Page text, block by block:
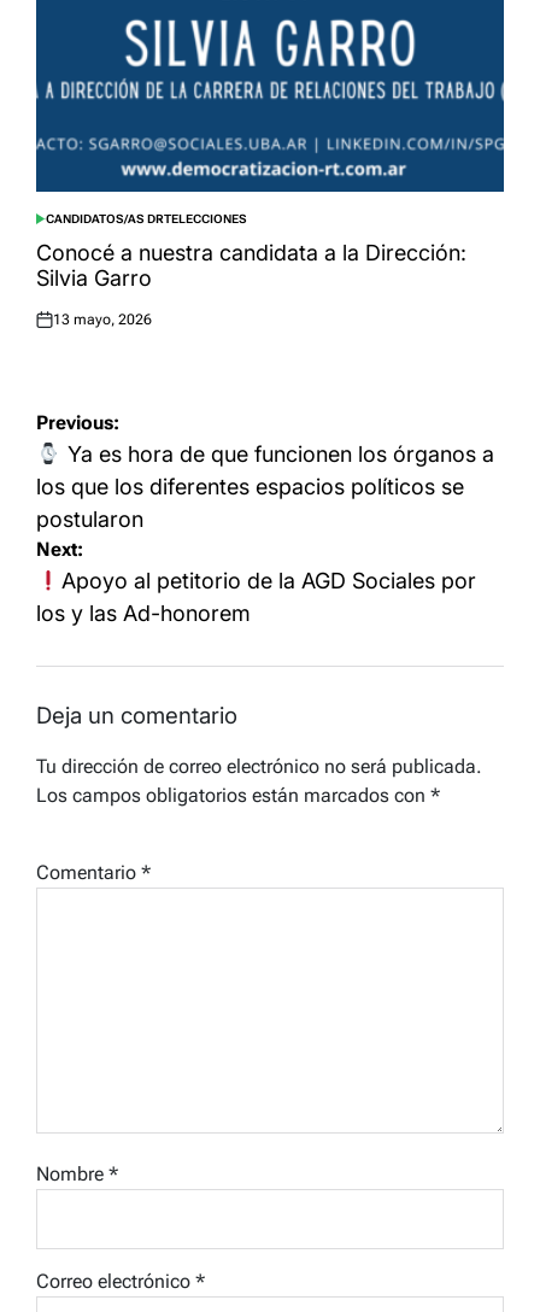
POSTED
IN
CANDIDATOS/AS DRTELECCIONES
Conocé a nuestra candidata a la Dirección:
Silvia Garro
Posted
13 mayo, 2026
Navegación
de
entradas
Previous:
Ya es hora de que funcionen los órganos a
los que los diferentes espacios políticos se
postularon
Next:
Apoyo al petitorio de la AGD Sociales por
los y las Ad-honorem
Deja un comentario
Tu dirección de correo electrónico no será publicada.
Los campos obligatorios están marcados con *
Comentario *
Nombre *
Correo electrónico *